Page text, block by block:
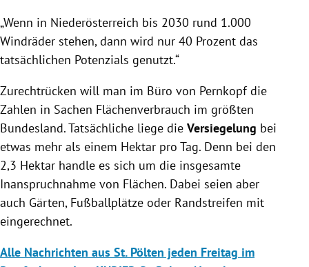
„Wenn in Niederösterreich bis 2030 rund 1.000
Windräder stehen, dann wird nur 40 Prozent das
tatsächlichen Potenzials genutzt.“
Zurechtrücken will man im Büro von Pernkopf die
Zahlen in Sachen Flächenverbrauch im größten
Bundesland. Tatsächliche liege die Versiegelung bei
etwas mehr als einem Hektar pro Tag. Denn bei den
2,3 Hektar handle es sich um die insgesamte
Inanspruchnahme von Flächen. Dabei seien aber
auch Gärten, Fußballplätze oder Randstreifen mit
eingerechnet.
Alle Nachrichten aus St. Pölten jeden Freitag im